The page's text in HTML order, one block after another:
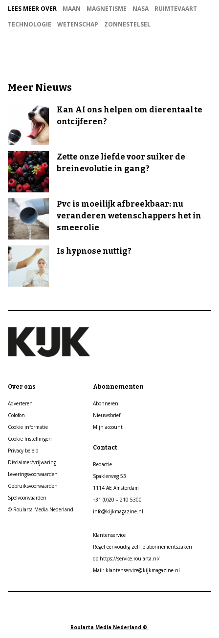
LEES MEER OVER MAAN MAGNETISME NASA
RUIMTEVAART
TECHNOLOGIE
WETENSCHAP ZONNESTELSEL
Meer Nieuws
Kan AI ons helpen om dierentaal te
ontcijferen?
Zette onze liefde voor suiker de
breinevolutie in gang?
Pvc is moeilijk afbreekbaar: nu
veranderen wetenschappers het in
smeerolie
Is hypnose nuttig?
Over ons
Adverteren
Colofon
Cookie informatie
Cookie Instellingen
Privacy beleid
Disclaimer/vrijwaring
Leveringsvoorwaarden
Gebruiksvoorwaarden
Spelvoorwaarden
© Roularta Media Nederland
Abonnementen
Abonneren
Nieuwsbrief
Mijn account
Contact
Redactie
Spaklerweg 53
1114 AE Amsterdam
+31 (0)20 – 210 5300
info@kijkmagazine.nl
Klantenservice
Regel eenvoudig zelf je abonnementszaken
op https://service.roularta.nl/
Mail: klantenservice@kijkmagazine.nl
Roularta Media Nederland ©